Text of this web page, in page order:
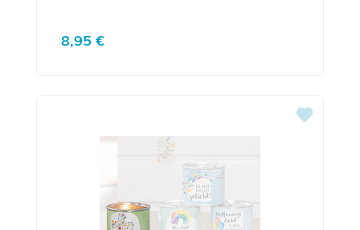
Regulärer Preis:
8,95 €